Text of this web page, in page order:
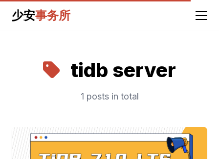
少安事务所
tidb server
1 posts in total